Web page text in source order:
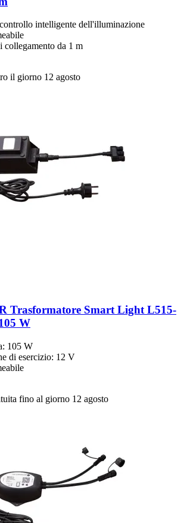
intelligente dell'illuminazione
collegamento da 1 m
il giorno 12 agosto
Trasformatore Smart Light L515-​
W
105 W
di esercizio: 12 V
fino al giorno 12 agosto